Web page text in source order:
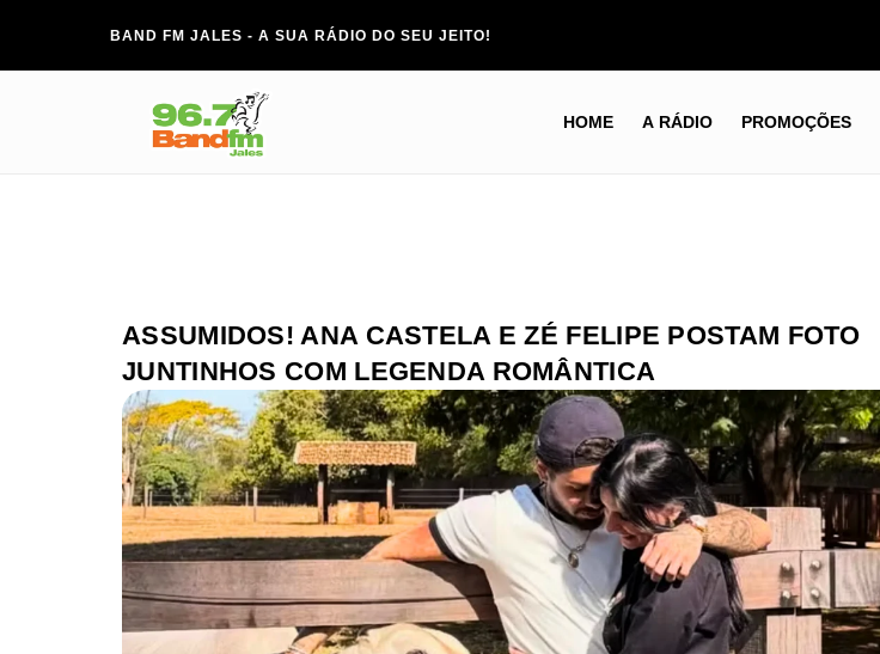
BAND FM JALES - A SUA RÁDIO DO SEU JEITO!
HOME A RÁDIO PROMOÇÕES
ASSUMIDOS! ANA CASTELA E ZÉ FELIPE POSTAM FOTO
JUNTINHOS COM LEGENDA ROMÂNTICA